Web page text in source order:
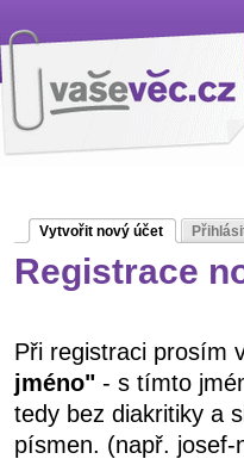
Vytvořit nový účet
Registrace
Při registraci prosím
jméno" - s tímto
tedy bez diakritiky a
písmen. (např. josef-